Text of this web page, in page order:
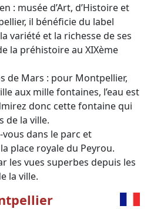
: musée d’Art, d’Histoire et
il bénéficie du label
variété et la richesse de ses
la préhistoire au XIXème
de Mars : pour Montpellier,
aux mille fontaines, l’eau est
donc cette fontaine qui
de la ville.
dans le parc et
place royale du Peyrou.
les vues superbes depuis les
la ville.